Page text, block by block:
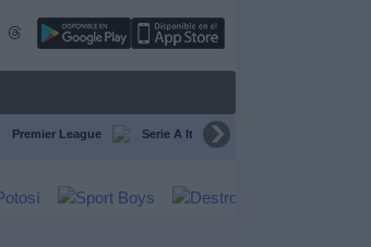
Premier League Serie A Italiana